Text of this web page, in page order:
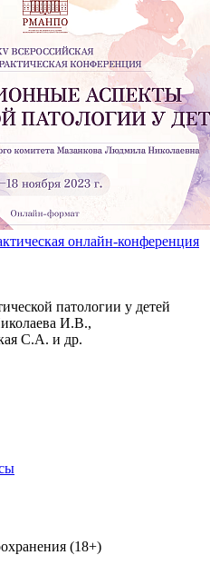
онлайн-конференция
патологии у детей
И.В.,
С.А. и др.
(18+)